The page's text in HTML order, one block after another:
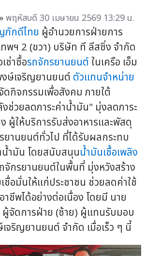
»พฤหัสบดี 30 เมษายน 2569 13:29 น.
ภักดีไทย ผู้อำนวยการฝ่ายการ
ทพฯ 2 (ขวา) บริษัท ที ลีสซิ่ง จำกัด
ช่าซื้อรถจักรยานยนต์ในเครือ เอ็ม
ษ์เจริญยานยนต์ ตัวแทนจำหน่าย
กิจกรรมเพื่อสังคม ภายใต้
ช่วยลดภาระค่าน้ำมัน" มุ่งลดภาระ
ผู้ให้บริการรับส่งอาหารและพัสดุ
ยานยนต์ทั่วไป ที่ได้รับผลกระทบ
น้ำมัน โดยสนับสนุนน้ำมันเชื้อเพลิง
กรยานยนต์ในพื้นที่ มุ่งหวังสร้าง
ชื่อมั่นให้แก่ประชาชน ช่วยลดค่าใช้
าชีพได้อย่างต่อเนื่อง โดยมี นาย
จัดการฝ่าย (ซ้าย) ผู้แทนรับมอบ
ริญยานยนต์ จำกัด เมื่อเร็ว ๆ นี้